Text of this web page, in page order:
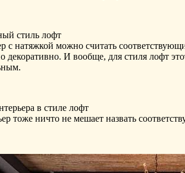
с натяжкой можно считать
декоративно. И вообще, для стиля лофт
тоже ничто не мешает назвать